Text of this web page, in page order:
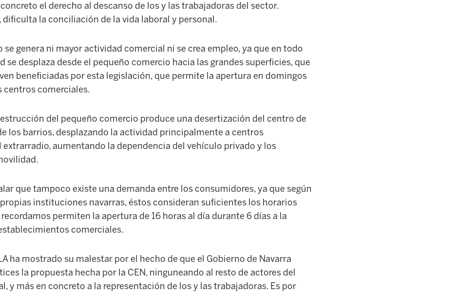
el derecho al descanso de los y las trabajadoras del sector.
dificulta la conciliación de la vida laboral y personal.
se genera ni mayor actividad comercial ni se crea empleo, ya que en todo
se desplaza desde el pequeño comercio hacia las grandes superficies, que
beneficiadas por esta legislación, que permite la apertura en domingos
centros comerciales.
del pequeño comercio produce una desertización del centro de
los barrios, desplazando la actividad principalmente a centros
extrarradio, aumentando la dependencia del vehículo privado y los
que tampoco existe una demanda entre los consumidores, ya que según
instituciones navarras, éstos consideran suficientes los horarios
permiten la apertura de 16 horas al día durante 6 días a la
comerciales.
ha mostrado su malestar por el hecho de que el Gobierno de Navarra
la propuesta hecha por la CEN, ninguneando al resto de actores del
y más en concreto a la representación de los y las trabajadoras. Es por